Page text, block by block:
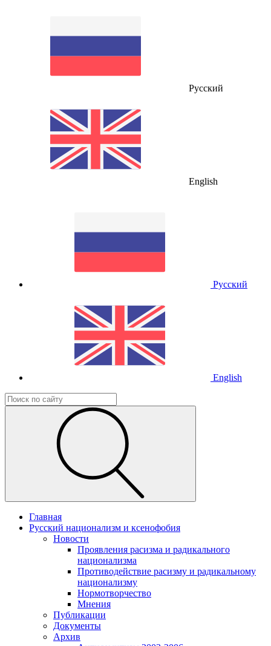
Русский
English
Русский
English
Главная
Русский национализм и ксенофобия
Новости
Проявления расизма и радикального
национализма
Противодействие расизму и радикальному
национализму
Нормотворчество
Мнения
Публикации
Документы
Архив